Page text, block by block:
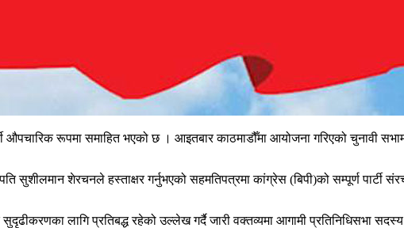
औपचारिक रूपमा समाहित भएको छ । आइतबार काठमाडौँमा आयोजना गरिएको चुनावी
सुशीलमान शेरचनले हस्ताक्षर गर्नुभएको सहमतिपत्रमा कांग्रेस (बिपी)को सम्पूर्ण
लागि प्रतिबद्ध रहेको उल्लेख गर्दै जारी वक्तव्यमा आगामी प्रतिनिधिसभा सदस्य